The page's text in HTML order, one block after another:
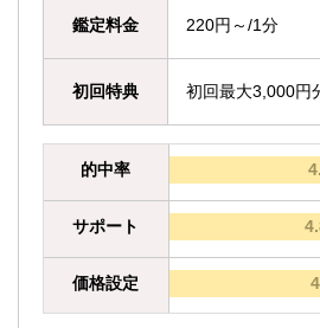
鑑定料金 220円～/1分
初回特典 初回最大3,000円
的中率
サポート
価格設定